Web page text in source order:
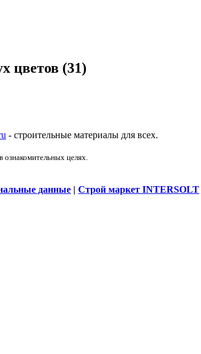
цветов (31)
- строительные материалы для всех.
ознакомительных целях.
данные | Строй маркет INTERSOLT